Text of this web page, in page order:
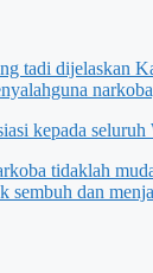
tadi dijelaskan
kepada
tidaklah
sembuh dan